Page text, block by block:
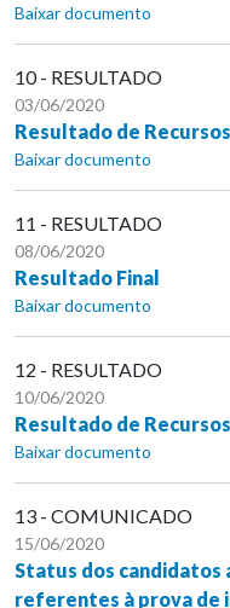
Baixar documento
10 - RESULTADO
03/06/2020
Resultado de
Baixar documento
11 - RESULTADO
08/06/2020
Resultado Final
Baixar documento
12 - RESULTADO
10/06/2020
Resultado de
Baixar documento
13 - COMUNICADO
15/06/2020
Status dos candidatos
referentes à prova de